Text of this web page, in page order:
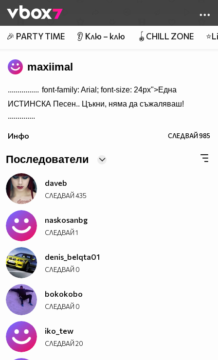
👾
🎉 PARTY TIME 👂 Клю – клю 🪀CHILL ZONE
maxiimal
................ font-family: Arial; font-size: 24px">Една
ИСТИНСКА Песен.. Цъкни, няма да съжаляваш!
..............
Инфо СЛЕДВАЙ985
Последователи
daveb
СЛЕДВАЙ435
naskosanbg
СЛЕДВАЙ1
denis_belqta01
СЛЕДВАЙ 0
bokokobo
СЛЕДВАЙ 0
iko_tew
СЛЕДВАЙ20